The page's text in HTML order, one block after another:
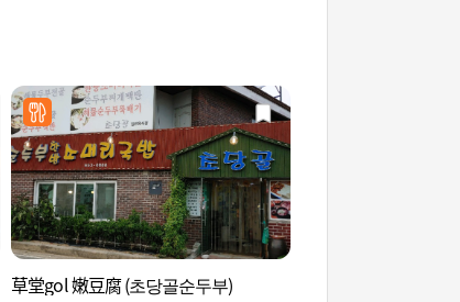
草堂gol 嫩豆腐 (초당골순두부)